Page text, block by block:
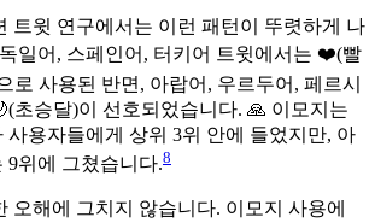
트윗 연구에서는 이런 패턴이 뚜렷하게 나
일어, 스페인어, 터키어 트윗에서는 ❤️(빨
로 사용된 반면, 아랍어, 우르두어, 페르시
초승달)이 선호되었습니다. 🙏 이모지는
사용자들에게 상위 3위 안에 들었지만, 아
9위에 그쳤습니다.8
오해에 그치지 않습니다. 이모지 사용에